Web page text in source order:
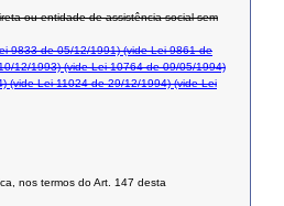
ou entidade de assistência social sem
9833 de 05/12/1991)(vide Lei 9861 de
12/1993)(vide Lei 10764 de 09/05/1994)
(vide Lei 11024 de 29/12/1994)(vide Lei
nos termos do Art. 147 desta